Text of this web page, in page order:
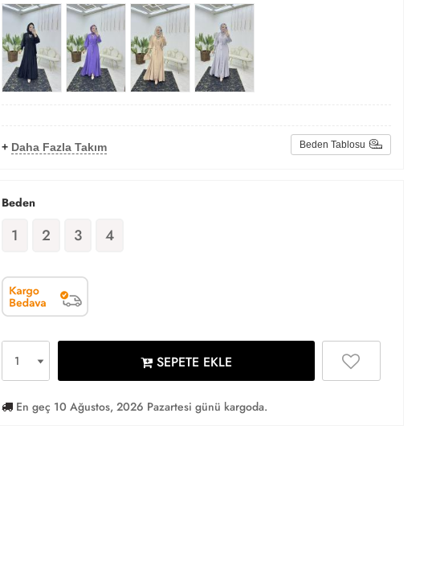
+ Daha Fazla Takım Beden Tablosu
Beden
1 2 3 4
SEPETE EKLE
En geç 10 Ağustos, 2026 Pazartesi günü kargoda.